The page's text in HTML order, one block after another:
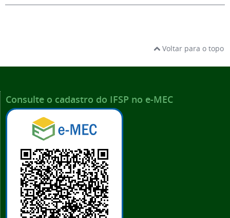
Voltar para o topo
Consulte o cadastro do IFSP no e-MEC